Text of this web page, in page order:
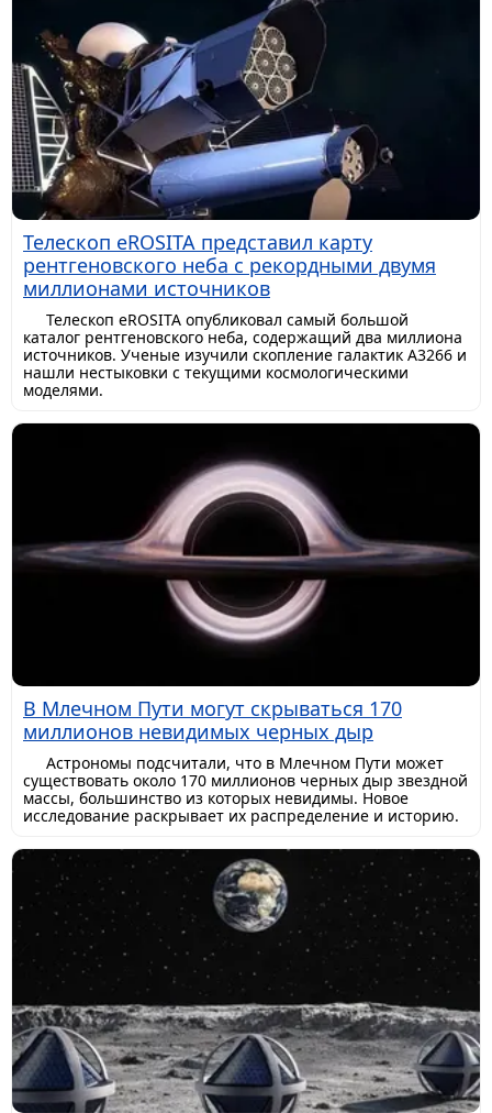
Телескоп eROSITA представил карту
рентгеновского неба с рекордными двумя
миллионами источников
Телескоп eROSITA опубликовал самый большой
каталог рентгеновского неба, содержащий два миллиона
источников. Ученые изучили скопление галактик A3266 и
нашли нестыковки с текущими космологическими
моделями.
В Млечном Пути могут скрываться 170
миллионов невидимых черных дыр
Астрономы подсчитали, что в Млечном Пути может
существовать около 170 миллионов черных дыр звездной
массы, большинство из которых невидимы. Новое
исследование раскрывает их распределение и историю.